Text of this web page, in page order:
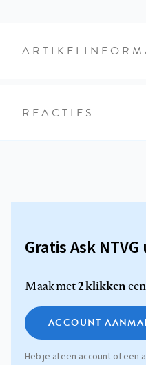
REACTIES
Gratis Ask
Maak met2 klikken
ACCOUNT
Heb je al een account of een